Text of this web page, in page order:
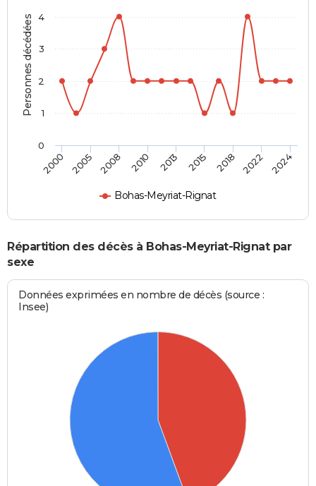
Personnes décédées
Bohas-Meyriat-Rignat
2000 2005 2008 2010 2013 2015 2018 2022 2024
0
1
2
3
4
Répartition des décès à Bohas-Meyriat-Rignat par
sexe
Données exprimées en nombre de décès (source :
Insee)